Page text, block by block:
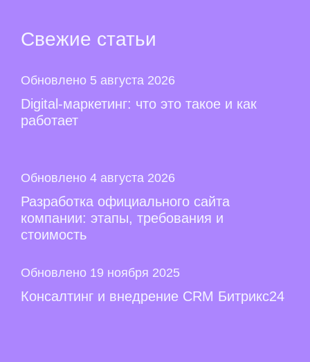
Свежие статьи
Обновлено 5 августа 2026
Digital-маркетинг: что это такое и как
работает
Обновлено 4 августа 2026
Разработка официального сайта
компании: этапы, требования и
стоимость
Обновлено 19 ноября 2025
Консалтинг и внедрение CRM Битрикс24